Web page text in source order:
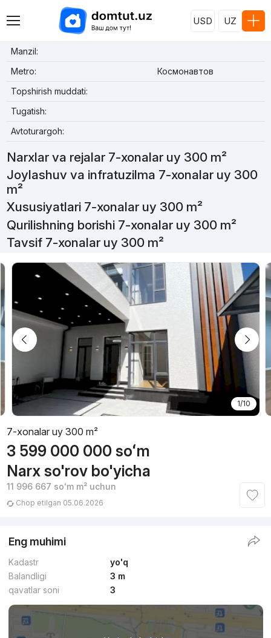
USD UZ
Manzil:
Metro:
Космонавтов
Topshirish muddati:
Tugatish:
Avtoturargoh:
Narxlar va rejalar 7-xonalar uy 300 m²
Joylashuv va infratuzilma 7-xonalar uy 300
m²
Xususiyatlari 7-xonalar uy 300 m²
Qurilishning borishi 7-xonalar uy 300 m²
Tavsif 7-xonalar uy 300 m²
1/10
7-xonalar uy 300 m²
3 599 000 000 soʻm
Narx so'rov bo'yicha
11 996 667 soʻmm² uchun
Chop etilgan 05.06.2026
Eng muhimi
Kadastr
yo'q
Balandligi
3 m
qavatlar soni
3